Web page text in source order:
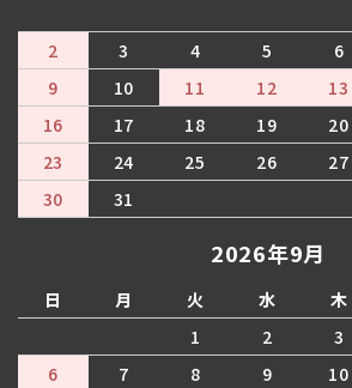
2
3 4 5 6
9
10 11 12 13
16
17 18 19 20
23
24 25 26 27
30
31
2026年9月
日 月 火 水 木
1
2 3
6
7 8 9 10